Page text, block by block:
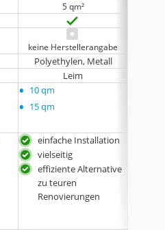
5 qm²
keine Herstellerangabe
Polyethylen, Metall
Leim
• 10 qm
• 15 qm
einfache Installation
vielseitig
effiziente Alternative
zu teuren
Renovierungen